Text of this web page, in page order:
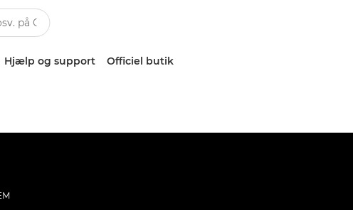
Hjælp og support Officiel butik